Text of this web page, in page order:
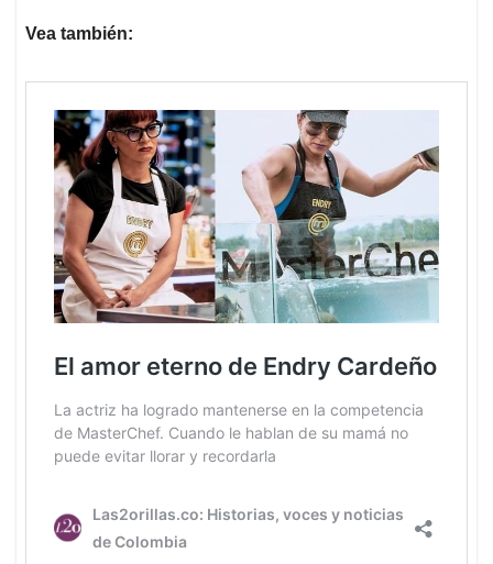
Vea también: